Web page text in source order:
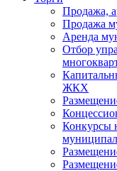
Продажа,
Продажа
Аренда
Отбор
ЖКХ
Конкурсы